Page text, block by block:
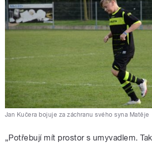
Jan Kučera bojuje za záchranu svého syna Matěje
„Potřebují mít prostor s umyvadlem.